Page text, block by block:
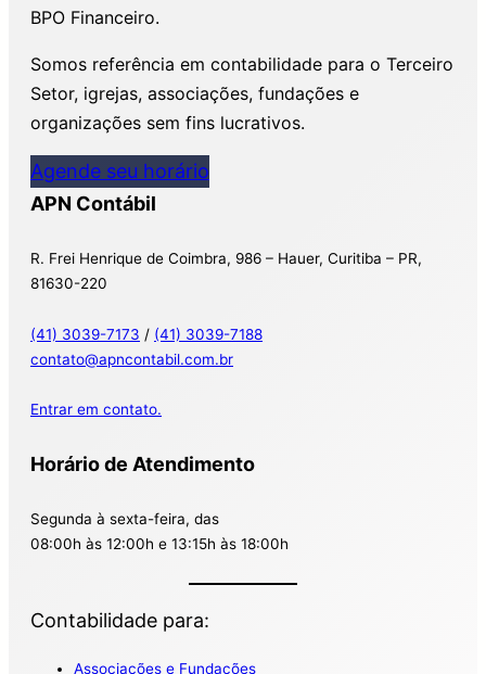
BPO Financeiro.
Somos referência em contabilidade para o Terceiro
Setor, igrejas, associações, fundações e
organizações sem fins lucrativos.
Agende seu horário
APN Contábil
R. Frei Henrique de Coimbra, 986 – Hauer, Curitiba – PR,
81630-220
(41) 3039-7173 / (41) 3039-7188
contato@apncontabil.com.br
Entrar em contato.
Horário de Atendimento
Segunda à sexta-feira, das
08:00h às 12:00h e 13:15h às 18:00h
Contabilidade para:
Associações e Fundações